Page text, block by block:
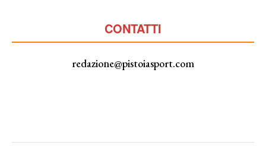
CONTATTI
redazione@pistoiasport.com